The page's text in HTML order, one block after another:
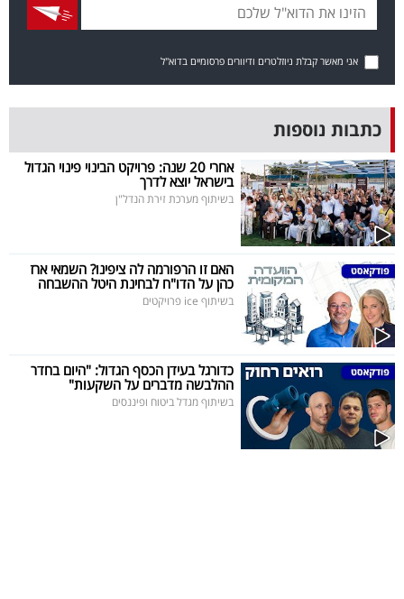
אחרינו:
אני מאשר קבלת ניוזלטרים ודיוורים פרסומיים בדוא"ל
כתבות נוספות
אחרי 20 שנה: פרויקט הבינוי פינוי הגדול
בישראל יוצא לדרך
בשיתוף מערכת זירת הנדל"ן
האם זו הרפורמה לה ציפינו? השמאי ארז
כהן על הדו"ח לבחינת היטל ההשבחה
בשיתוף ice פרויקטים
כדורגל בעידן הכסף הגדול: "היום בחדר
ההלבשה מדברים על השקעות"
בשיתוף מגדל ביטוח ופיננסים